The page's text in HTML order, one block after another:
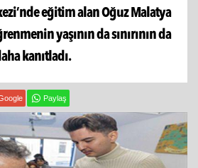
eğitim alan Oğuz Malatya
yaşının da sınırının da
kanıtladı.
Paylaş